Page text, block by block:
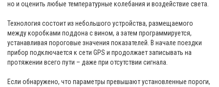
но и оценить любые температурные колебания и воздействие света.
Технология состоит из небольшого устройства, размещаемого
между коробками поддона с вином, а затем программируется,
устанавливая пороговые значения показателей. В начале поездки
прибор подключается к сети GPS и продолжает записывать на
протяжении всего пути – даже при отсутствии сигнала.
Если обнаружено, что параметры превышают установленные пороги,